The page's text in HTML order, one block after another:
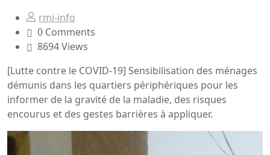
rmi-info
0 Comments
8694 Views
[Lutte contre le COVID-19] Sensibilisation des ménages
démunis dans les quartiers périphériques pour les
informer de la gravité de la maladie, des risques
encourus et des gestes barrières à appliquer.